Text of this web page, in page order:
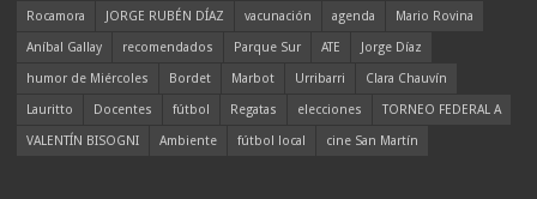
Rocamora
JORGE RUBÉN DÍAZ vacunación agenda
Mario Rovina
Aníbal Gallay
recomendados Parque Sur ATE
Jorge Díaz
humor de Miércoles
Bordet Marbot Urribarri
Clara Chauvín
Lauritto
Docentes fútbol Regatas elecciones
TORNEO FEDERAL A
VALENTÍN BISOGNI
Ambiente fútbol local cine San Martín